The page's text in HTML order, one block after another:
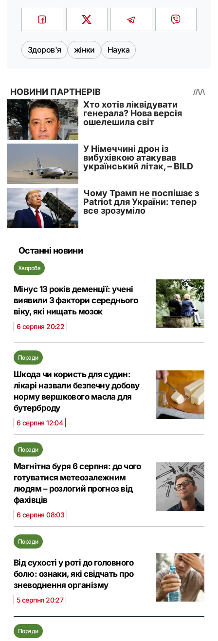
Здоров'я жінки Наука
Останні новини
Хвороба
Мінус 13 років деменції: учені
виявили 3 фактори середнього
віку, які нищать мозок
6 серпня 20:22
Поради
Шкода чи користь для судин:
лікарі назвали безпечну добову
норму вершкового масла для
бутерброду
6 серпня 12:04
Поради
Магнітна буря 6 серпня: до чого
готуватися метеозалежним
людям – розлогий прогноз від
фахівців
6 серпня 08:03
Поради
Від сухості у роті до головного
болю: ознаки, які свідчать про
зневоднення організму
5 серпня 20:27
Поради